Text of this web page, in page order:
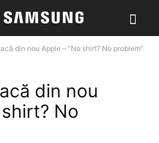
din nou Apple – “No shirt? No problem”
din nou
No